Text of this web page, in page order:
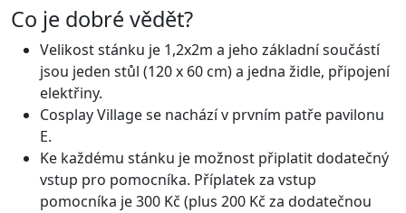
Co je dobré vědět?
Velikost stánku je 1,2x2m a jeho základní součástí
jsou jeden stůl (120 x 60 cm) a jedna židle, připojení
elektřiny.
Cosplay Village se nachází v prvním patře pavilonu
E.
Ke každému stánku je možnost připlatit dodatečný
vstup pro pomocníka. Příplatek za vstup
pomocníka je 300 Kč (plus 200 Kč za dodatečnou